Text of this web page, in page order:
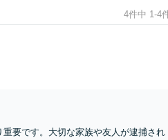
4件中 1-4
要です。大切な家族や友人が逮捕され